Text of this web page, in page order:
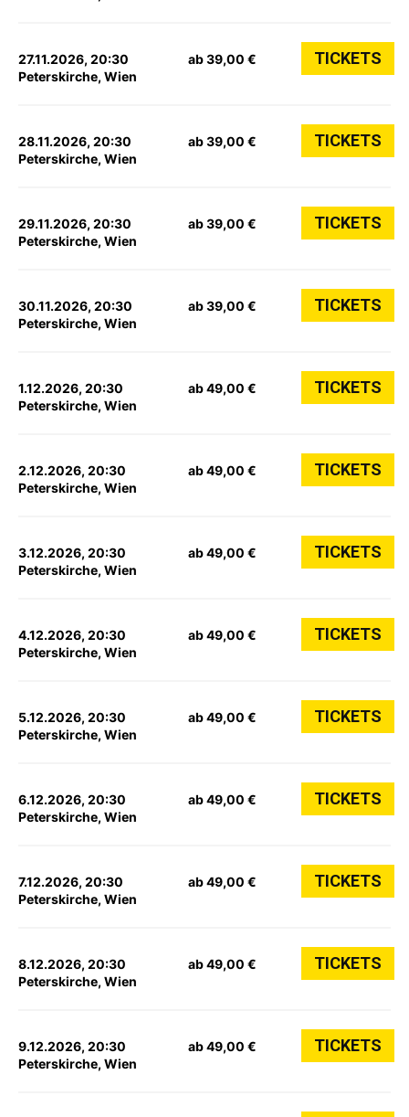
27.11.2026, 20:30
Peterskirche, Wien
ab 39,00 € TICKETS
28.11.2026, 20:30
Peterskirche, Wien
ab 39,00 € TICKETS
29.11.2026, 20:30
Peterskirche, Wien
ab 39,00 € TICKETS
30.11.2026, 20:30
Peterskirche, Wien
ab 39,00 € TICKETS
1.12.2026, 20:30
Peterskirche, Wien
ab 49,00 € TICKETS
2.12.2026, 20:30
Peterskirche, Wien
ab 49,00 € TICKETS
3.12.2026, 20:30
Peterskirche, Wien
ab 49,00 € TICKETS
4.12.2026, 20:30
Peterskirche, Wien
ab 49,00 € TICKETS
5.12.2026, 20:30
Peterskirche, Wien
ab 49,00 € TICKETS
6.12.2026, 20:30
Peterskirche, Wien
ab 49,00 € TICKETS
7.12.2026, 20:30
Peterskirche, Wien
ab 49,00 € TICKETS
8.12.2026, 20:30
Peterskirche, Wien
ab 49,00 € TICKETS
9.12.2026, 20:30
Peterskirche, Wien
ab 49,00 € TICKETS